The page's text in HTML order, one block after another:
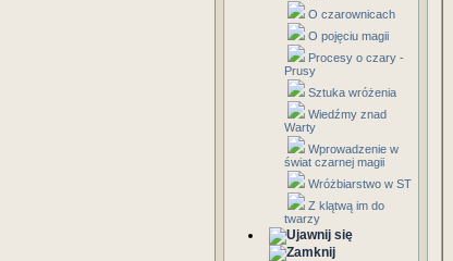
O czarownicach
O pojęciu magii
Procesy o czary -
Prusy
Sztuka wróżenia
Wiedźmy znad
Warty
Wprowadzenie w
świat czarnej magii
Wróżbiarstwo w ST
Z klątwą im do
twarzy